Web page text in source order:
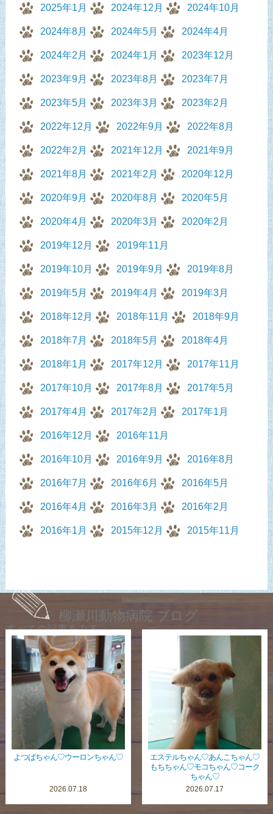
2025年1月 2024年12月 2024年10月
2024年8月 2024年5月 2024年4月
2024年2月 2024年1月 2023年12月
2023年9月 2023年8月 2023年7月
2023年5月 2023年3月 2023年2月
2022年12月 2022年9月 2022年8月
2022年2月 2021年12月 2021年9月
2021年8月 2021年2月 2020年12月
2020年9月 2020年8月 2020年5月
2020年4月 2020年3月 2020年2月
2019年12月 2019年11月
2019年10月 2019年9月 2019年8月
2019年5月 2019年4月 2019年3月
2018年12月 2018年11月 2018年9月
2018年7月 2018年5月 2018年4月
2018年1月 2017年12月 2017年11月
2017年10月 2017年8月 2017年5月
2017年4月 2017年2月 2017年1月
2016年12月 2016年11月
2016年10月 2016年9月 2016年8月
2016年7月 2016年6月 2016年5月
2016年4月 2016年3月 2016年2月
2016年1月 2015年12月 2015年11月
柳瀬川動物病院 ブログ
すべての記事をみる
よつばちゃん♡ウーロンちゃん♡
2026.07.18
エステルちゃん♡あんこちゃん♡
もちちゃん♡モコちゃん♡コーク
ちゃん♡
2026.07.17